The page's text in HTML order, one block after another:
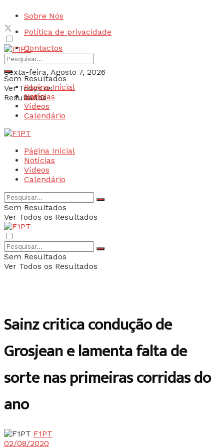
Sobre Nós
Política de privacidade
Contactos
Sexta-feira, Agosto 7, 2026
Login
Sem Resultados
Ver Todos os
Resultados
Página Inicial
Notícias
Vídeos
Calendário
Página Inicial
Notícias
Vídeos
Calendário
Sem Resultados
Ver Todos os Resultados
Sem Resultados
Ver Todos os Resultados
Sainz critica condução de
Grosjean e lamenta falta de
sorte nas primeiras corridas do
ano
F1PT
02/08/2020